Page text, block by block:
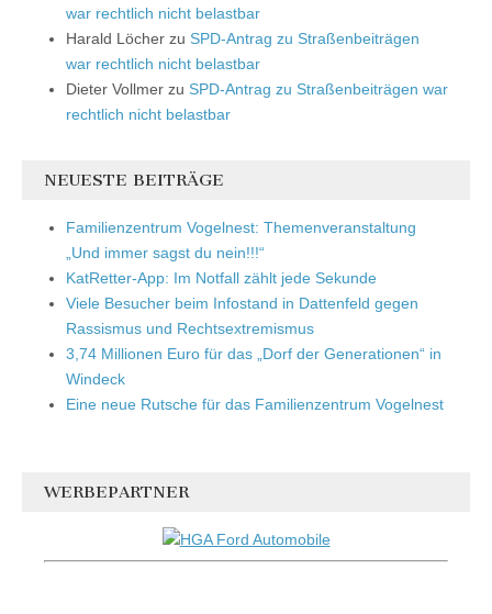
war rechtlich nicht belastbar
Harald Löcher zu SPD-Antrag zu Straßenbeiträgen
war rechtlich nicht belastbar
Dieter Vollmer zu SPD-Antrag zu Straßenbeiträgen war
rechtlich nicht belastbar
NEUESTE BEITRÄGE
Familienzentrum Vogelnest: Themenveranstaltung
„Und immer sagst du nein!!!“
KatRetter-App: Im Notfall zählt jede Sekunde
Viele Besucher beim Infostand in Dattenfeld gegen
Rassismus und Rechtsextremismus
3,74 Millionen Euro für das „Dorf der Generationen“ in
Windeck
Eine neue Rutsche für das Familienzentrum Vogelnest
WERBEPARTNER